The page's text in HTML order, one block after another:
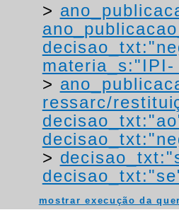
>
>
ressarc/
>
mostrar execução da